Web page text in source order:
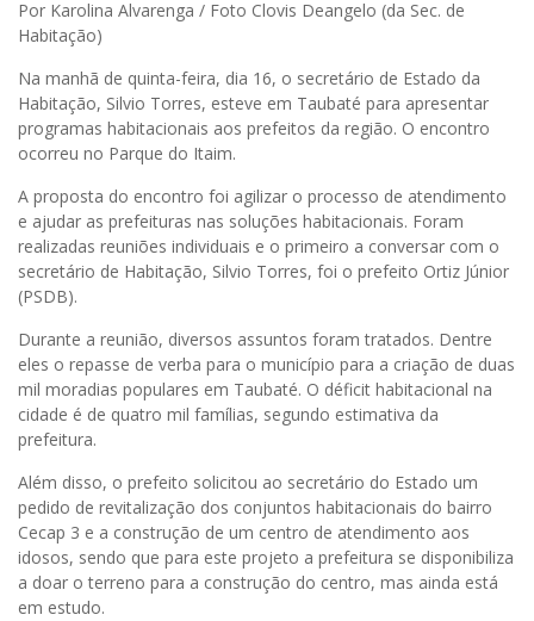
Por Karolina Alvarenga / Foto Clovis Deangelo (da Sec. de
Habitação)
Na manhã de quinta-feira, dia 16, o secretário de Estado da
Habitação, Silvio Torres, esteve em Taubaté para apresentar
programas habitacionais aos prefeitos da região. O encontro
ocorreu no Parque do Itaim.
A proposta do encontro foi agilizar o processo de atendimento
e ajudar as prefeituras nas soluções habitacionais. Foram
realizadas reuniões individuais e o primeiro a conversar com o
secretário de Habitação, Silvio Torres, foi o prefeito Ortiz Júnior
(PSDB).
Durante a reunião, diversos assuntos foram tratados. Dentre
eles o repasse de verba para o município para a criação de duas
mil moradias populares em Taubaté. O déficit habitacional na
cidade é de quatro mil famílias, segundo estimativa da
prefeitura.
Além disso, o prefeito solicitou ao secretário do Estado um
pedido de revitalização dos conjuntos habitacionais do bairro
Cecap 3 e a construção de um centro de atendimento aos
idosos, sendo que para este projeto a prefeitura se disponibiliza
a doar o terreno para a construção do centro, mas ainda está
em estudo.